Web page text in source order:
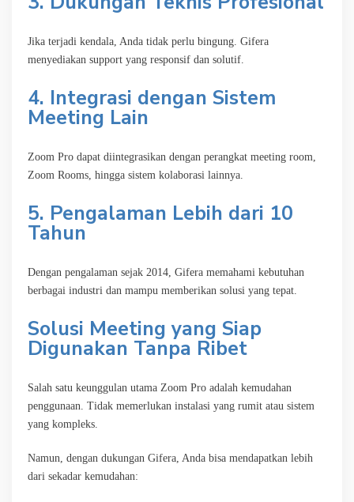
Jika terjadi kendala, Anda tidak perlu bingung. Gifera
menyediakan support yang responsif dan solutif.
4. Integrasi dengan Sistem
Meeting Lain
Zoom Pro dapat diintegrasikan dengan perangkat meeting room,
Zoom Rooms, hingga sistem kolaborasi lainnya.
5. Pengalaman Lebih dari 10
Tahun
Dengan pengalaman sejak 2014, Gifera memahami kebutuhan
berbagai industri dan mampu memberikan solusi yang tepat.
Solusi Meeting yang Siap
Digunakan Tanpa Ribet
Salah satu keunggulan utama Zoom Pro adalah kemudahan
penggunaan. Tidak memerlukan instalasi yang rumit atau sistem
yang kompleks.
Namun, dengan dukungan Gifera, Anda bisa mendapatkan lebih
dari sekadar kemudahan: